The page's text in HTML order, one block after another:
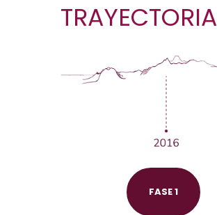
TRAYECTORIA
FASE 1